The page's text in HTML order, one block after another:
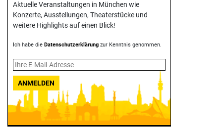
Aktuelle Veranstaltungen in München wie
Konzerte, Ausstellungen, Theater­stücke und
weitere Highlights auf einen Blick!
Ich habe die Datenschutzerklärung zur Kenntnis genommen.
ANMELDEN